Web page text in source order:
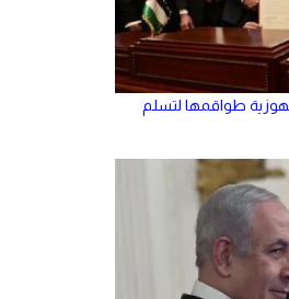
جهوزية طواقمها لتسلم